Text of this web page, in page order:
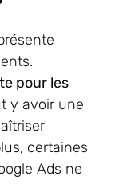
pour les
y avoir une
certaines
Ads ne